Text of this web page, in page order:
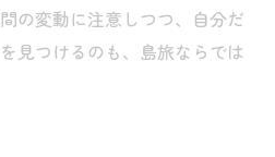
の変動に注意しつつ、自分だ
見つけるのも、島旅ならでは